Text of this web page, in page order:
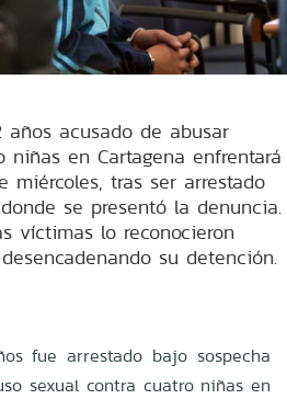
años acusado de abusar
niñas en Cartagena enfrentará
miércoles, tras ser arrestado
se presentó la denuncia.
víctimas lo reconocieron
su detención.
fue arrestado bajo sospecha
sexual contra cuatro niñas en